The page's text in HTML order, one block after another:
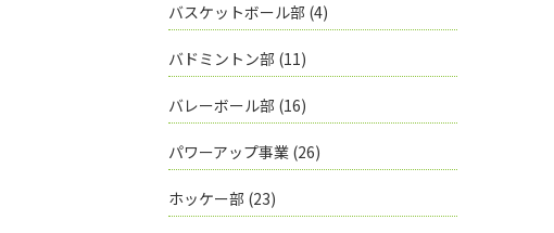
バスケットボール部 (4)
バドミントン部 (11)
バレーボール部 (16)
パワーアップ事業 (26)
ホッケー部 (23)